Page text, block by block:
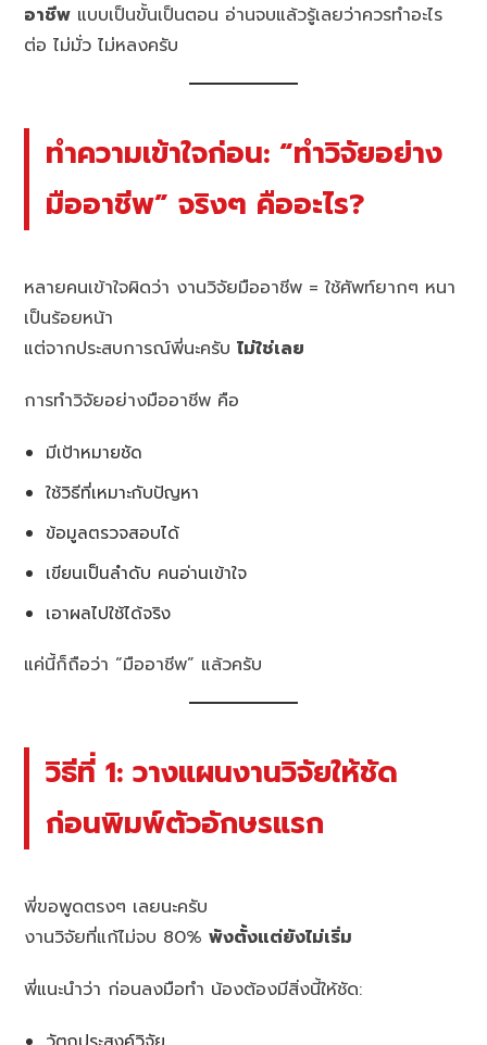
อาชีพ แบบเป็นขั้นเป็นตอน อ่านจบแล้วรู้เลยว่าควรทำอะไร
ต่อ ไม่มั่ว ไม่หลงครับ
ทำความเข้าใจก่อน: “ทำวิจัยอย่าง
มืออาชีพ” จริงๆ คืออะไร?
หลายคนเข้าใจผิดว่า งานวิจัยมืออาชีพ = ใช้ศัพท์ยากๆ หนา
เป็นร้อยหน้า
แต่จากประสบการณ์พี่นะครับไม่ใช่เลย
การทำวิจัยอย่างมืออาชีพ คือ
มีเป้าหมายชัด
ใช้วิธีที่เหมาะกับปัญหา
ข้อมูลตรวจสอบได้
เขียนเป็นลำดับ คนอ่านเข้าใจ
เอาผลไปใช้ได้จริง
แค่นี้ก็ถือว่า “มืออาชีพ” แล้วครับ
วิธีที่ 1: วางแผนงานวิจัยให้ชัด
ก่อนพิมพ์ตัวอักษรแรก
พี่ขอพูดตรงๆ เลยนะครับ
งานวิจัยที่แก้ไม่จบ 80%พังตั้งแต่ยังไม่เริ่ม
พี่แนะนำว่า ก่อนลงมือทำ น้องต้องมีสิ่งนี้ให้ชัด: